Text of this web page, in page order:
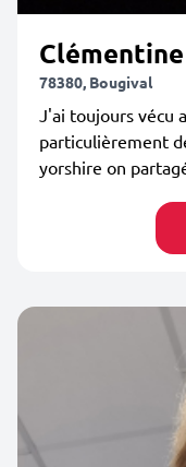
Clémentine
78380, Bougival
J'ai toujours vécu
particulièrement
yorshire on